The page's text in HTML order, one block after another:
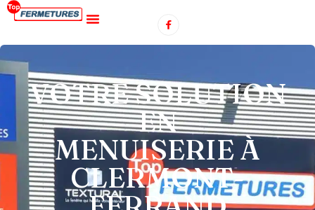
VOTRE SOLUTION
EN
MENUISERIE À
CLERMONT-